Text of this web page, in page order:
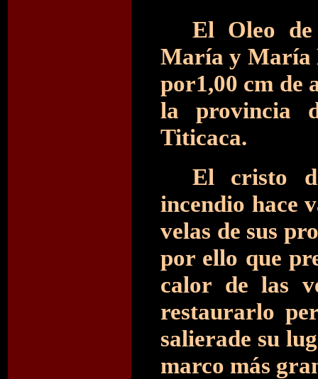
El Oleo
María y María
por1,00 cm de
la provincia
Titicaca.
El cristo
incendio hace
velas de sus
por ello que
calor de las
restaurarlo
salierade su
marco más